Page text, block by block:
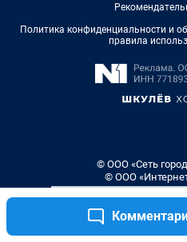
Политика конфиденциальности и
правила
© ООО «Сеть
© ООО